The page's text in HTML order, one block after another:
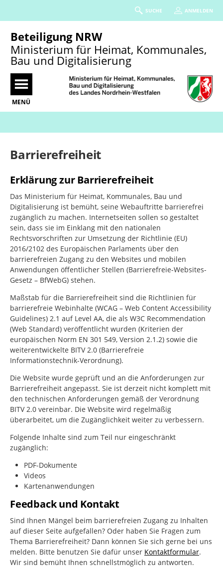
SUCHE ANMELDEN
Beteiligung NRW
Ministerium für Heimat, Kommunales,
Bau und Digitalisierung
MENÜ
Barrierefreiheit
Erklärung zur Barrierefreiheit
Das Ministerium für Heimat, Kommunales, Bau und
Digitalisierung ist bemüht, seine Webauftritte barrierefrei
zugänglich zu machen. Internetseiten sollen so gestaltet
sein, dass sie im Einklang mit den nationalen
Rechtsvorschriften zur Umsetzung der Richtlinie (EU)
2016/2102 des Europäischen Parlaments über den
barrierefreien Zugang zu den Websites und mobilen
Anwendungen öffentlicher Stellen (Barrierefreie-Websites-
Gesetz – BfWebG) stehen.
Maßstab für die Barrierefreiheit sind die Richtlinien für
barrierefreie Webinhalte (WCAG – Web Content Accessibility
Guidelines) 2.1 auf Level AA, die als W3C Recommendation
(Web Standard) veröffentlicht wurden (Kriterien der
europäischen Norm EN 301 549, Version 2.1.2) sowie die
weiterentwickelte BITV 2.0 (Barrierefreie
Informationstechnik-Verordnung).
Die Website wurde geprüft und an die Anforderungen zur
Barrierefreiheit angepasst. Sie ist derzeit nicht komplett mit
den technischen Anforderungen gemäß der Verordnung
BITV 2.0 vereinbar. Die Website wird regelmäßig
überarbeitet, um die Zugänglichkeit weiter zu verbessern.
Folgende Inhalte sind zum Teil nur eingeschränkt
zugänglich:
PDF-Dokumente
Videos
Kartenanwendungen
Feedback und Kontakt
Sind Ihnen Mängel beim barrierefreien Zugang zu Inhalten
auf dieser Seite aufgefallen? Oder haben Sie Fragen zum
Thema Barrierefreiheit? Dann können Sie sich gerne bei uns
melden. Bitte benutzen Sie dafür unser Kontaktformular.
Wir sind bemüht Ihnen schnellstmöglich zu antworten.